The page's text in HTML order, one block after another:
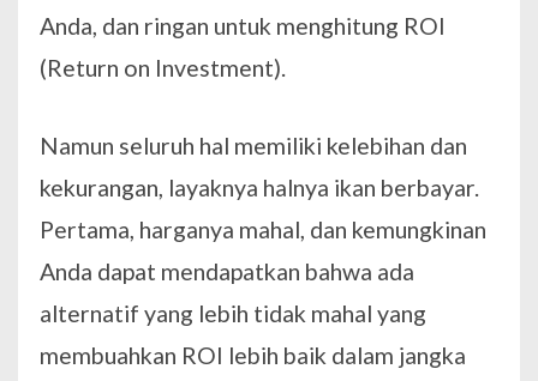
Anda, dan ringan untuk menghitung ROI
(Return on Investment).
Namun seluruh hal memiliki kelebihan dan
kekurangan, layaknya halnya ikan berbayar.
Pertama, harganya mahal, dan kemungkinan
Anda dapat mendapatkan bahwa ada
alternatif yang lebih tidak mahal yang
membuahkan ROI lebih baik dalam jangka